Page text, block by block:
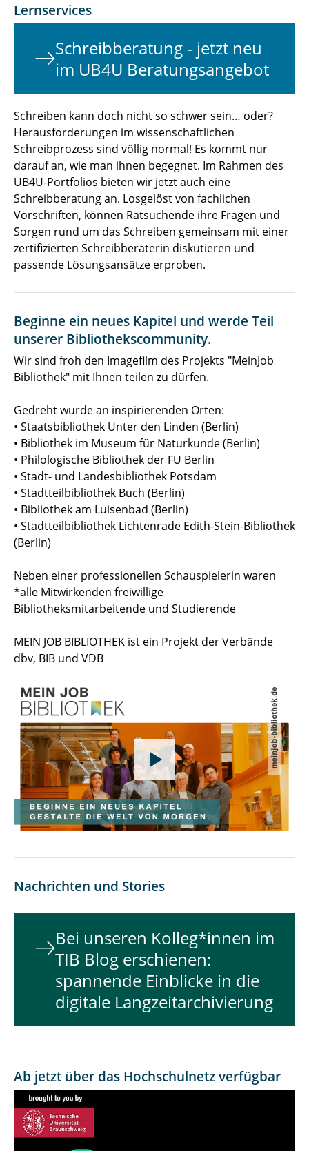
Lernservices
Schreibberatung - jetzt neu
im UB4U Beratungsangebot
Schreiben kann doch nicht so schwer sein… oder?
Herausforderungen im wissenschaftlichen
Schreibprozess sind völlig normal! Es kommt nur
darauf an, wie man ihnen begegnet. Im Rahmen des
UB4U-Portfolios bieten wir jetzt auch eine
Schreibberatung an. Losgelöst von fachlichen
Vorschriften, können Ratsuchende ihre Fragen und
Sorgen rund um das Schreiben gemeinsam mit einer
zertifizierten Schreibberaterin diskutieren und
passende Lösungsansätze erproben.
Beginne ein neues Kapitel und werde Teil
unserer Bibliothekscommunity.
Wir sind froh den Imagefilm des Projekts "MeinJob
Bibliothek" mit Ihnen teilen zu dürfen.
Gedreht wurde an inspirierenden Orten:
• Staatsbibliothek Unter den Linden (Berlin)
• Bibliothek im Museum für Naturkunde (Berlin)
• Philologische Bibliothek der FU Berlin
• Stadt- und Landesbibliothek Potsdam
• Stadtteilbibliothek Buch (Berlin)
• Bibliothek am Luisenbad (Berlin)
• Stadtteilbibliothek Lichtenrade Edith-Stein-Bibliothek
(Berlin)
Neben einer professionellen Schauspielerin waren
*alle Mitwirkenden freiwillige
Bibliotheksmitarbeitende und Studierende
MEIN JOB BIBLIOTHEK ist ein Projekt der Verbände
dbv, BIB und VDB
Nachrichten und Stories
Bei unseren Kolleg*innen im
TIB Blog erschienen:
spannende Einblicke in die
digitale Langzeitarchivierung
Ab jetzt über das Hochschulnetz verfügbar